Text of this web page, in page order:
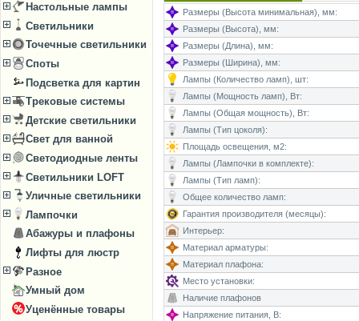
Настольные лампы
Светильники
Точечные светильники
Споты
Подсветка для картин
Трековые системы
Детские светильники
Свет для ванной
Светодиодные ленты
Светильники LOFT
Уличные светильники
Лампочки
Абажуры и плафоны
Лифты для люстр
Разное
Умный дом
Уценённые товары
Размеры (Высота минимальная), мм:
Размеры (Высота), мм:
Размеры (Длина), мм:
Размеры (Ширина), мм:
Лампы (Количество ламп), шт:
Лампы (Мощность ламп), Вт:
Лампы (Общая мощность), Вт:
Лампы (Тип цоколя):
Площадь освещения, м2:
Лампы (Лампочки в комплекте):
Лампы (Тип ламп):
Общее количество ламп:
Гарантия производителя (месяцы):
Интерьер:
Материал арматуры:
Материал плафона:
Место установки:
Наличие плафонов
Напряжение питания, В: